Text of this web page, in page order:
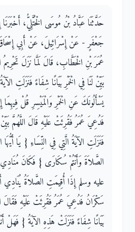
حَدَّثَنَا عَبَّادُ بْنُ مُوسَى الْخُتَّلِيُّ،
جَعْفَرٍ - عَنْ إِسْرَائِيلَ، عَنْ أَبِي
عُمَرَ بْنِ الْخَطَّابِ، قَالَ لَمَّا نَزَلَ تَحْرِيمُ
بَيِّنْ لَنَا فِي الْخَمْرِ بَيَانًا شِفَاءً فَنَزَلَتِ
يَسْأَلُونَكَ عَنِ الْخَمْرِ وَالْمَيْسِرِ قُلْ
فَدُعِيَ عُمَرُ فَقُرِئَتْ عَلَيْهِ قَالَ اللَّهُمَّ بَيِّنْ
فَنَزَلَتِ الآيَةُ الَّتِي فِي النِّسَاءِ ‏{‏ يَا أَيُّهَا
الصَّلاَةَ وَأَنْتُمْ سُكَارَى ‏}‏ فَكَانَ
عليه وسلم إِذَا أُقِيمَتِ الصَّلاَةُ يُنَادِي
سَكْرَانُ فَدُعِيَ عُمَرُ فَقُرِئَتْ عَلَيْهِ فَقَالَ
بَيَانًا شِفَاءً فَنَزَلَتْ هَذِهِ الآيَةُ ‏{‏ فَهَلْ